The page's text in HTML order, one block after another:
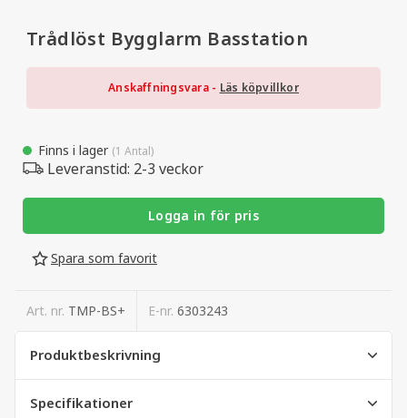
Trådlöst Bygglarm Basstation
Anskaffningsvara - Läs köpvillkor
Finns i lager (1 Antal)
Leveranstid: 2-3 veckor
Logga in för pris
Spara som favorit
Art. nr. TMP-BS+ E-nr. 6303243
Produktbeskrivning
Specifikationer